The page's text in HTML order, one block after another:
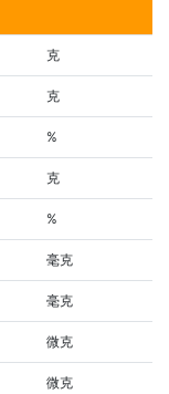
克
克
%
克
%
毫克
毫克
微克
微克